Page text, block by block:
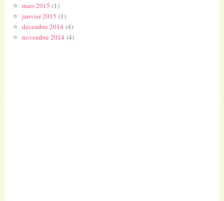
mars 2015 (1)
janvier 2015 (1)
décembre 2014(4)
novembre 2014(4)